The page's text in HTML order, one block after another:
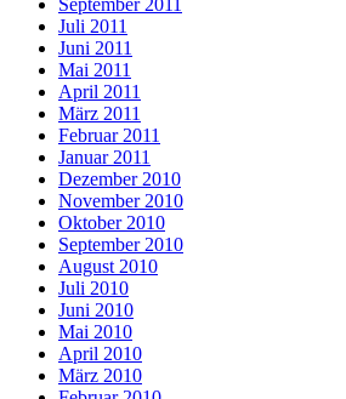
Juli 2011
Juni 2011
Mai 2011
April 2011
März 2011
Februar 2011
Januar 2011
Dezember 2010
November 2010
Oktober 2010
September 2010
August 2010
Juli 2010
Juni 2010
Mai 2010
April 2010
März 2010